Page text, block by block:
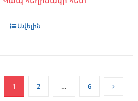
Ավելին
1 2 … 6